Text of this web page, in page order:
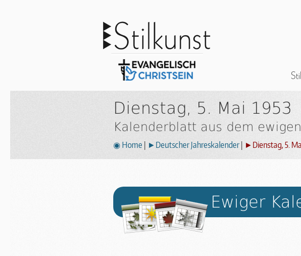
Dienstag, 5. Mai 1953
Kalenderblatt aus dem
◉ Home ►Deutscher Jahreskalender| ►Dienstag, 5.
Ewiger